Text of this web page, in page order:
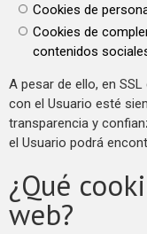
Cookies de
Cookies de
contenidos
A pesar de ello, en
con el Usuario esté
transparencia y
el Usuario podrá
¿Qué
web?